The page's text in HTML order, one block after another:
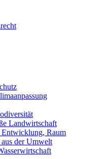
Landwirtschaft
Entwicklung, Raum
der Umwelt